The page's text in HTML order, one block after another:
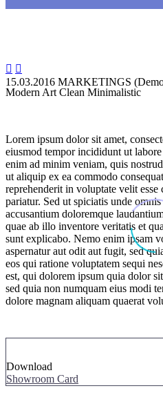
 
15.03.2016 MARKETINGS
Modern Art Clean Minimalistic
Lorem ipsum dolor sit amet,
eiusmod tempor incididunt ut
enim ad minim veniam, quis
ut aliquip ex ea commodo
reprehenderit in voluptate velit
pariatur. Sed ut spiciatis unde
accusantium doloremque
quae ab illo inventore veritatis et
sunt explicabo. Nemo enim ipsam
aspernatur aut odit aut fugit, sed
eos qui ratione voluptatem sequi
est, qui dolorem ipsum quia dolor
sed quia non numquam eius modi
dolore magnam aliquam quaerat
Download
Showroom Card